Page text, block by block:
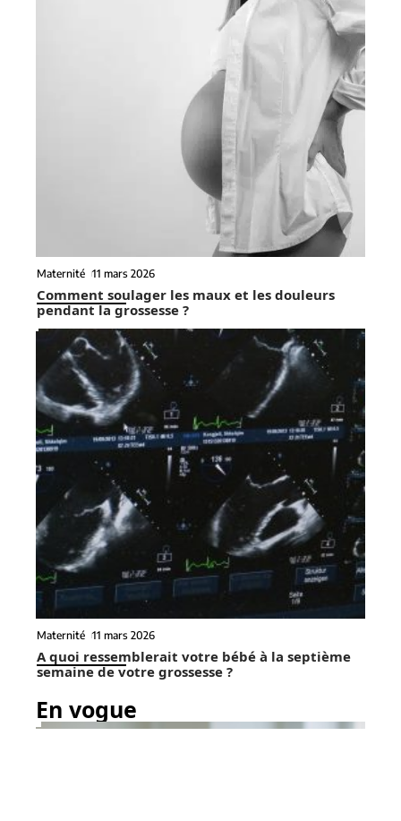
Maternité 11 mars 2026
Comment soulager les maux et les douleurs
pendant la grossesse ?
Maternité 11 mars 2026
A quoi ressemblerait votre bébé à la septième
semaine de votre grossesse ?
En vogue